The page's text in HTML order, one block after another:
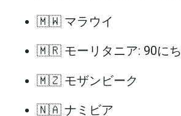
🇲🇼 マラウイ
🇲🇷 モーリタニア: 90にち
🇲🇿 モザンビーク
🇳🇦 ナミビア